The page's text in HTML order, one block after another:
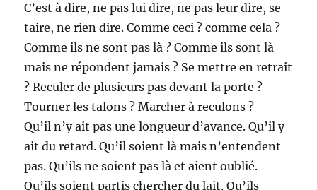
C’est à dire, ne pas lui dire, ne pas leur dire, se
taire, ne rien dire. Comme ceci ? comme cela ?
Comme ils ne sont pas là ? Comme ils sont là
mais ne répondent jamais ? Se mettre en retrait
? Reculer de plusieurs pas devant la porte ?
Tourner les talons ? Marcher à reculons ?
Qu’il n’y ait pas une longueur d’avance. Qu’il y
ait du retard. Qu’il soient là mais n’entendent
pas. Qu’ils ne soient pas là et aient oublié.
Qu’ils soient partis chercher du lait. Qu’ils